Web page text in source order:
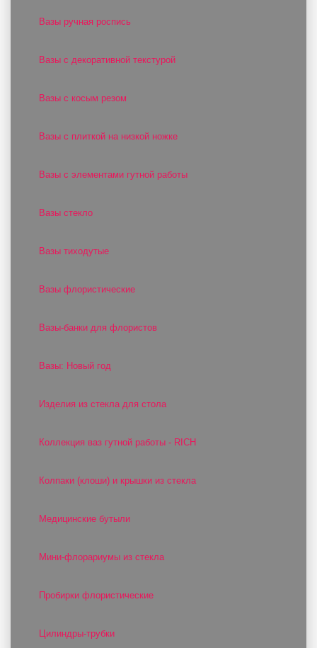
Вазы ручная роспись
Вазы с декоративной текстурой
Вазы с косым резом
Вазы с плиткой на низкой ножке
Вазы с элементами гутной работы
Вазы стекло
Вазы тиходутые
Вазы флористические
Вазы-банки для флористов
Вазы: Новый год
Изделия из стекла для стола
Коллекция ваз гутной работы - RICH
Колпаки (клоши) и крышки из стекла
Медицинские бутыли
Мини-флорариумы из стекла
Пробирки флористические
Цилиндры-трубки